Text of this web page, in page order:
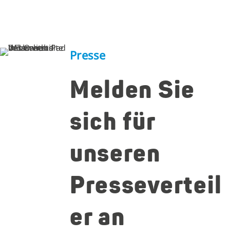
Presse
Melden Sie
sich für
unseren
Presseverteil
er an